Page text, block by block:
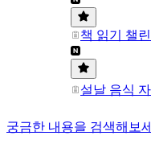
책 읽기 챌린
설날 음식
궁금한 내용을 검색해보